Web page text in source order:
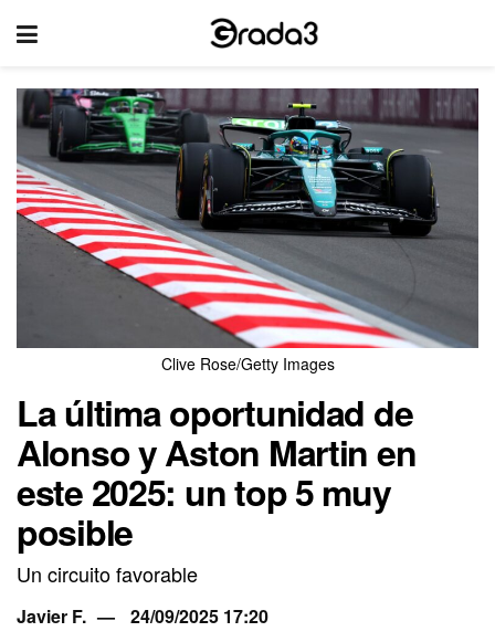
Clive Rose/Getty Images
La última oportunidad de
Alonso y Aston Martin en
este 2025: un top 5 muy
posible
Un circuito favorable
Javier F. 24/09/2025 17:20